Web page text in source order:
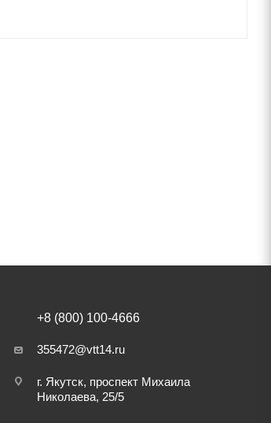
+8 (800) 100-4666
355472@vtt14.ru
г. Якутск, проспект Михаила
Николаева, 25/5